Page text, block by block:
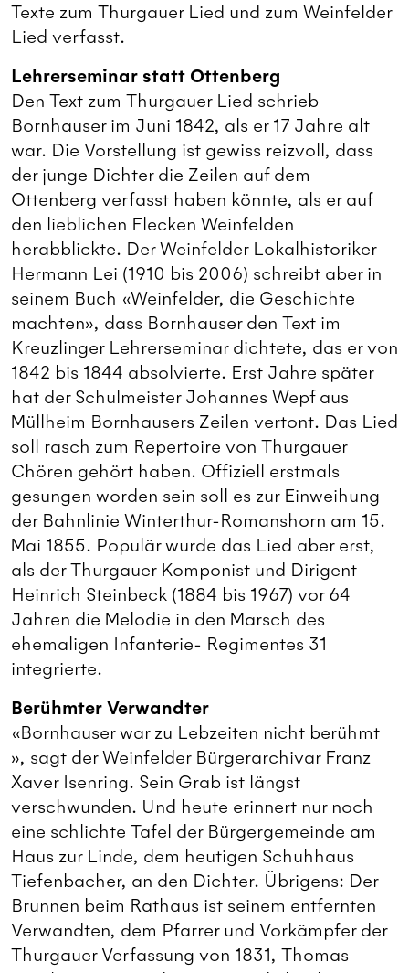
Texte zum Thurgauer Lied und zum Weinfelder
Lied verfasst.
Lehrerseminar statt Ottenberg
Den Text zum Thurgauer Lied schrieb
Bornhauser im Juni 1842, als er 17 Jahre alt
war. Die Vorstellung ist gewiss reizvoll, dass
der junge Dichter die Zeilen auf dem
Ottenberg verfasst haben könnte, als er auf
den lieblichen Flecken Weinfelden
herabblickte. Der Weinfelder Lokalhistoriker
Hermann Lei (1910 bis 2006) schreibt aber in
seinem Buch «Weinfelder, die Geschichte
machten», dass Bornhauser den Text im
Kreuzlinger Lehrerseminar dichtete, das er von
1842 bis 1844 absolvierte. Erst Jahre später
hat der Schulmeister Johannes Wepf aus
Müllheim Bornhausers Zeilen vertont. Das Lied
soll rasch zum Repertoire von Thurgauer
Chören gehört haben. Offiziell erstmals
gesungen worden sein soll es zur Einweihung
der Bahnlinie Winterthur-Romanshorn am 15.
Mai 1855. Populär wurde das Lied aber erst,
als der Thurgauer Komponist und Dirigent
Heinrich Steinbeck (1884 bis 1967) vor 64
Jahren die Melodie in den Marsch des
ehemaligen Infanterie- Regimentes 31
integrierte.
Berühmter Verwandter
«Bornhauser war zu Lebzeiten nicht berühmt
», sagt der Weinfelder Bürgerarchivar Franz
Xaver Isenring. Sein Grab ist längst
verschwunden. Und heute erinnert nur noch
eine schlichte Tafel der Bürgergemeinde am
Haus zur Linde, dem heutigen Schuhhaus
Tiefenbacher, an den Dichter. Übrigens: Der
Brunnen beim Rathaus ist seinem entfernten
Verwandten, dem Pfarrer und Vorkämpfer der
Thurgauer Verfassung von 1831, Thomas